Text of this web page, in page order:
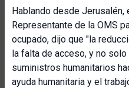
Hablando desde Jerusalén,
Representante de la OMS
ocupado, dijo que "la
la falta de acceso, y no
suministros humanitarios
ayuda humanitaria y el